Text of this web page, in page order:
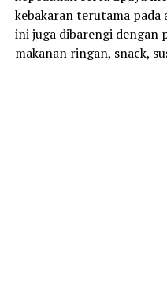
kebakaran terutama pada
ini juga dibarengi dengan
makanan ringan, snack,